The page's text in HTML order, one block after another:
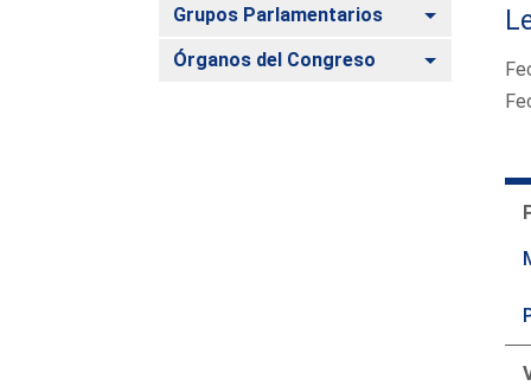
Grupos Parlamentarios Alternar
Órganos del Congreso Alternar